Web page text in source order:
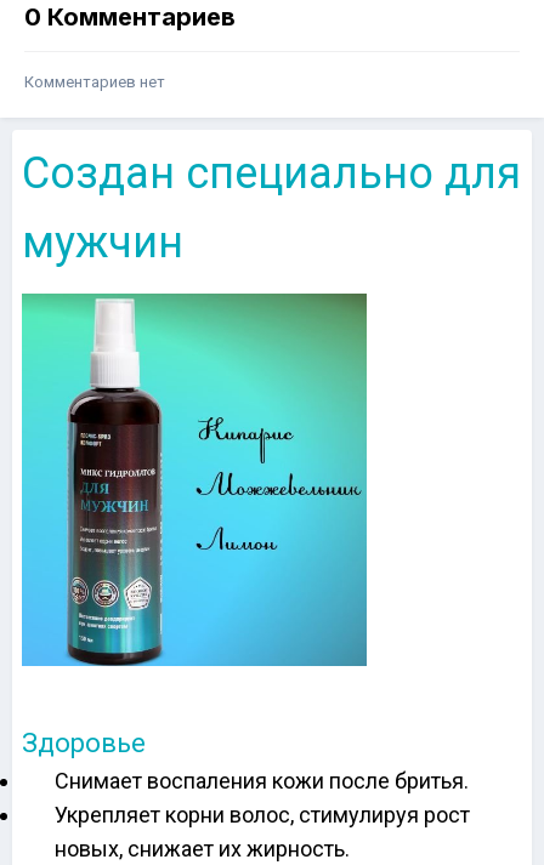
0 Комментариев
Комментариев нет
Создан специально для
мужчин
Здоровье
Снимает воспаления кожи после бритья.
Укрепляет корни волос, стимулируя рост
новых, снижает их жирность.